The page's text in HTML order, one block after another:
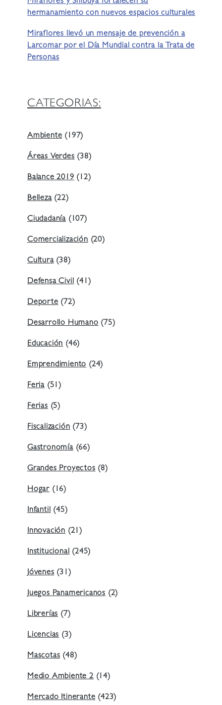
Miraflores y Shibuya fortalecen su
hermanamiento con nuevos espacios culturales
Miraflores llevó un mensaje de prevención a
Larcomar por el Día Mundial contra la Trata de
Personas
CATEGORIAS:
Ambiente(197)
Áreas Verdes(38)
Balance 2019(12)
Belleza(22)
Ciudadanía (107)
Comercialización(20)
Cultura(38)
Defensa Civil(41)
Deporte(72)
Desarrollo Humano(75)
Educación(46)
Emprendimiento(24)
Feria (51)
Ferias(5)
Fiscalización(73)
Gastronomía(66)
Grandes Proyectos(8)
Hogar (16)
Infantil(45)
Innovación (21)
Institucional(245)
Jóvenes(31)
Juegos Panamericanos (2)
Librerías(7)
Licencias(3)
Mascotas(48)
Medio Ambiente 2(14)
Mercado Itinerante(423)